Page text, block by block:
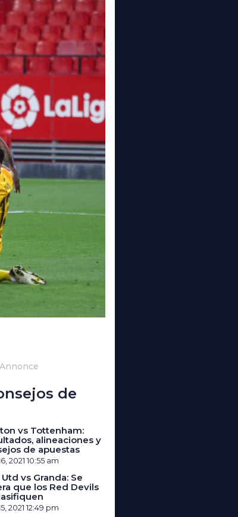
Annonce
de
vs Tottenham:
alineaciones y
de apuestas
2021 10:55 am
vs Granda: Se
que los Red Devils
2021 12:49 pm